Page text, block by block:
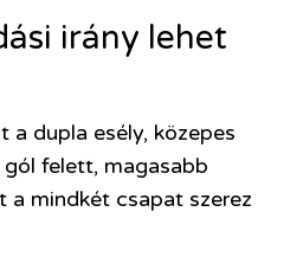
irány lehet
a dupla esély, közepes
felett, magasabb
a mindkét csapat szerez